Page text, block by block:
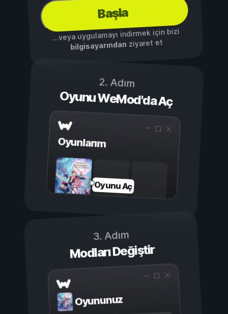
Başla
...veya uygulamayı indirmek için bizi
bilgisayarından ziyaret et
2. Adım
Oyunu WeMod'da Aç
Oyunlarım
Oyunu Aç
3. Adım
Modları Değiştir
Oyununuz